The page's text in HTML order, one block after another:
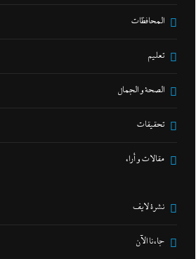
المحافظات
تعليم
الصحة و الجمال
تحقيقات
مقالات و أراء
نشرة لايف
جاءنا الآن